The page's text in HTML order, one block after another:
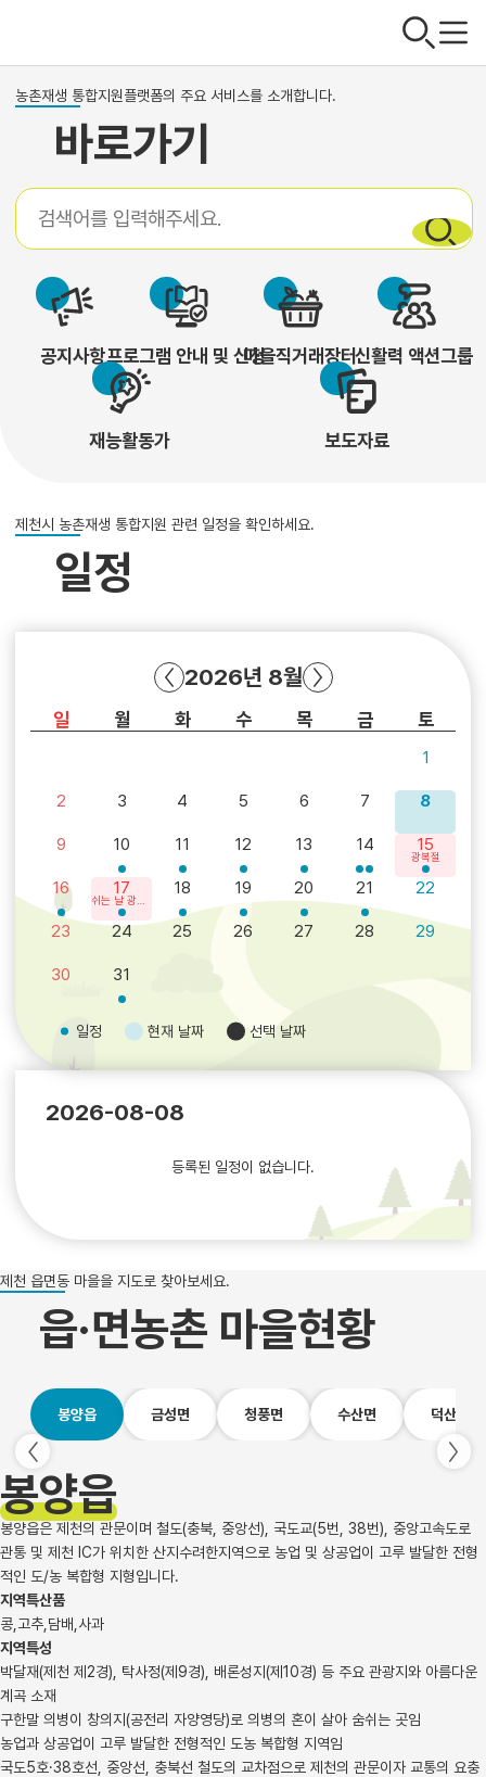
농촌재생 통합지원플랫폼의 주요 서비스를 소개합니다.
바로가기
공지사항프로그램 안내 및 신청마을직거래장터신활력 액션그룹
재능활동가 보도자료
제천시 농촌재생 통합지원 관련 일정을 확인하세요.
일정
2026년 8월
일 월 화 수 목 금 토
1
2 3 4 5 6 7 8
9 10 11 12 13 14 15
광복절
16 17 18 19 20 21 22
23 24 25 26 27 28 29
30 31
일정 현재 날짜 선택 날짜
2026-08-08
등록된 일정이 없습니다.
제천 읍면동 마을을 지도로 찾아보세요.
읍·면농촌 마을현황
봉양읍 금성면 청풍면 수산면 덕산면
봉양읍
봉양읍은 제천의 관문이며 철도(충북, 중앙선), 국도교(5번, 38번), 중앙고속도로
관통 및 제천 IC가 위치한 산지수려한지역으로 농업 및 상공업이 고루 발달한 전형
적인 도/농 복합형 지형입니다.
지역특산품
콩,고추,담배,사과
지역특성
박달재(제천 제2경), 탁사정(제9경), 배론성지(제10경) 등 주요 관광지와 아름다운
계곡 소재
구한말 의병이 창의지(공전리 자양영당)로 의병의 혼이 살아 숨쉬는 곳임
농업과 상공업이 고루 발달한 전형적인 도농 복합형 지역임
국도5호·38호선, 중앙선, 충북선 철도의 교차점으로 제천의 관문이자 교통의 요충